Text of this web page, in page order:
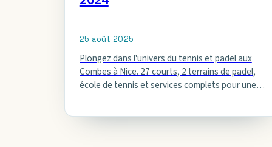
25 août 2025
Plongez dans l'univers du tennis et padel aux
Combes à Nice. 27 courts, 2 terrains de padel,
école de tennis et services complets pour une